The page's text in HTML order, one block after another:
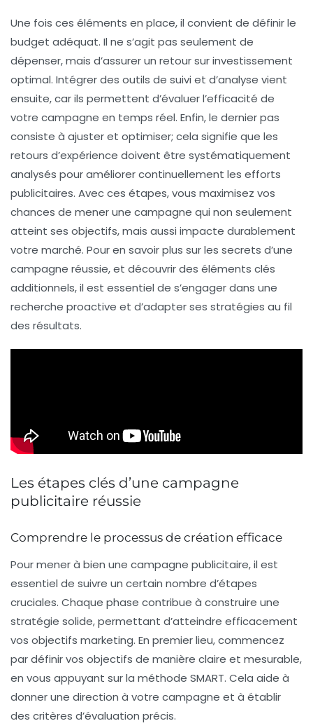
Une fois ces éléments en place, il convient de définir le
budget adéquat. Il ne s’agit pas seulement de
dépenser, mais d’assurer un retour sur investissement
optimal. Intégrer des outils de suivi et d’analyse vient
ensuite, car ils permettent d’évaluer l’efficacité de
votre campagne en temps réel. Enfin, le dernier pas
consiste à ajuster et optimiser; cela signifie que les
retours d’expérience doivent être systématiquement
analysés pour améliorer continuellement les efforts
publicitaires. Avec ces étapes, vous maximisez vos
chances de mener une campagne qui non seulement
atteint ses objectifs, mais aussi impacte durablement
votre marché. Pour en savoir plus sur les secrets d’une
campagne réussie, et découvrir des éléments clés
additionnels, il est essentiel de s’engager dans une
recherche proactive et d’adapter ses stratégies au fil
des résultats.
Les étapes clés d’une campagne
publicitaire réussie
Comprendre le processus de création efficace
Pour mener à bien une campagne publicitaire, il est
essentiel de suivre un certain nombre d’étapes
cruciales. Chaque phase contribue à construire une
stratégie solide, permettant d’atteindre efficacement
vos objectifs marketing. En premier lieu, commencez
pardéfinir vos objectifs de manière claire et mesurable,
en vous appuyant sur la méthode SMART. Cela aide à
donner une direction à votre campagne et à établir
des critères d’évaluation précis.